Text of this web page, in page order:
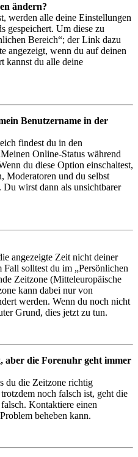
ändern?
werden alle deine Einstellungen
gespeichert. Um diese zu
Bereich“; der Link dazu
angezeigt, wenn du auf deinen
kannst du alle deine
Benutzername in der
findest du in den
Online-Status während
du diese Option einschaltest,
Moderatoren und du selbst
Du wirst dann als unsichtbarer
angezeigte Zeit nicht deiner
Fall solltest du im „Persönlichen
Zeitzone (Mitteleuropäische
kann dabei nur von
werden. Wenn du noch nicht
Grund, dies jetzt zu tun.
aber die Forenuhr geht immer
du die Zeitzone richtig
noch falsch ist, geht die
Kontaktiere einen
beheben kann.